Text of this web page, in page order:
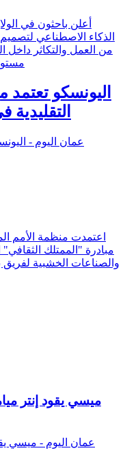
أعلن باحثون في
الذكاء الاصطناعي
من العمل والتكاثر داخل
اليونسكو
اعتمدت منظمة الأمم
مبادرة "الممتلك
والصناعات الخشبية
ميسي يقود إنتر